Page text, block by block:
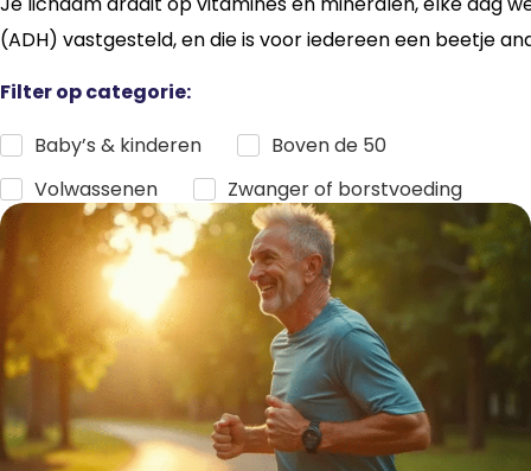
(ADH) vastgesteld, en die is voor iedereen een beetje
Filter op categorie:
Baby’s & kinderen
Boven de 50
Volwassenen
Zwanger of borstvoeding